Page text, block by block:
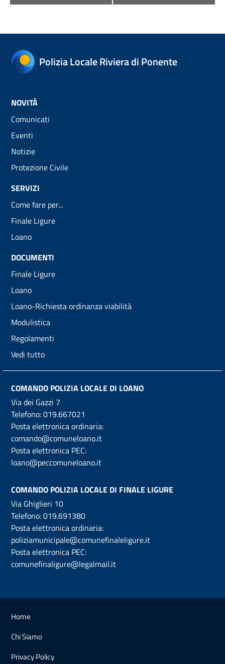
Polizia Locale Riviera di Ponente
NOVITÀ
Comunicati
Eventi
Notizie
Protezione Civile
SERVIZI
Come fare per...
Finale Ligure
Loano
DOCUMENTI
Finale Ligure
Loano
Loano-Richiesta ordinanza viabilità
Modulistica
Regolamenti
Vedi tutto
COMANDO POLIZIA LOCALE DI LOANO
Via dei Gazzi 7
Telefono:019.667021
Posta elettronica ordinaria:
comando@comuneloano.it
Posta elettronica PEC:
loano@peccomuneloano.it
COMANDO POLIZIA LOCALE DI FINALE LIGURE
Via Ghiglieri 10
Telefono:019.691380
Posta elettronica ordinaria:
poliziamunicipale@comunefinaleligure.it
Posta elettronica PEC:
comunefinaligure@legalmail.it
Home
Chi Siamo
Privacy Policy